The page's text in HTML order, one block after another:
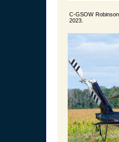
C-GSOW
2023.